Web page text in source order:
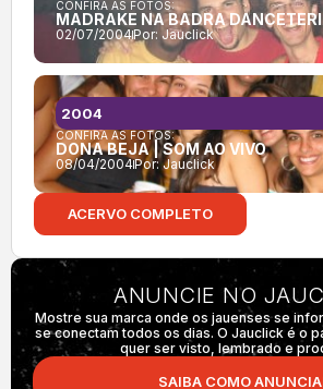
CONFIRA AS FOTOS:
MADRAKE NA BADRA
02/07/2004Por:Jauclick
CONFIRA AS FOTOS:
DONA BEJA | SOM AO VIVO
08/04/2004Por:Jauclick
2004
ACERVO COMPLETO
ANUNCIE NO
Mostre sua marca onde os jauenses se
se conectam todos os dias. O Jauclick é o
quer ser visto, lembrado e
SAIBA COMO